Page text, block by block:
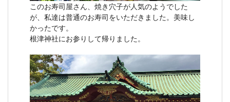
このお寿司屋さん、焼き穴子が人気のようでした
が、私達は普通のお寿司をいただきました。美味し
かったです。
根津神社にお参りして帰りました。